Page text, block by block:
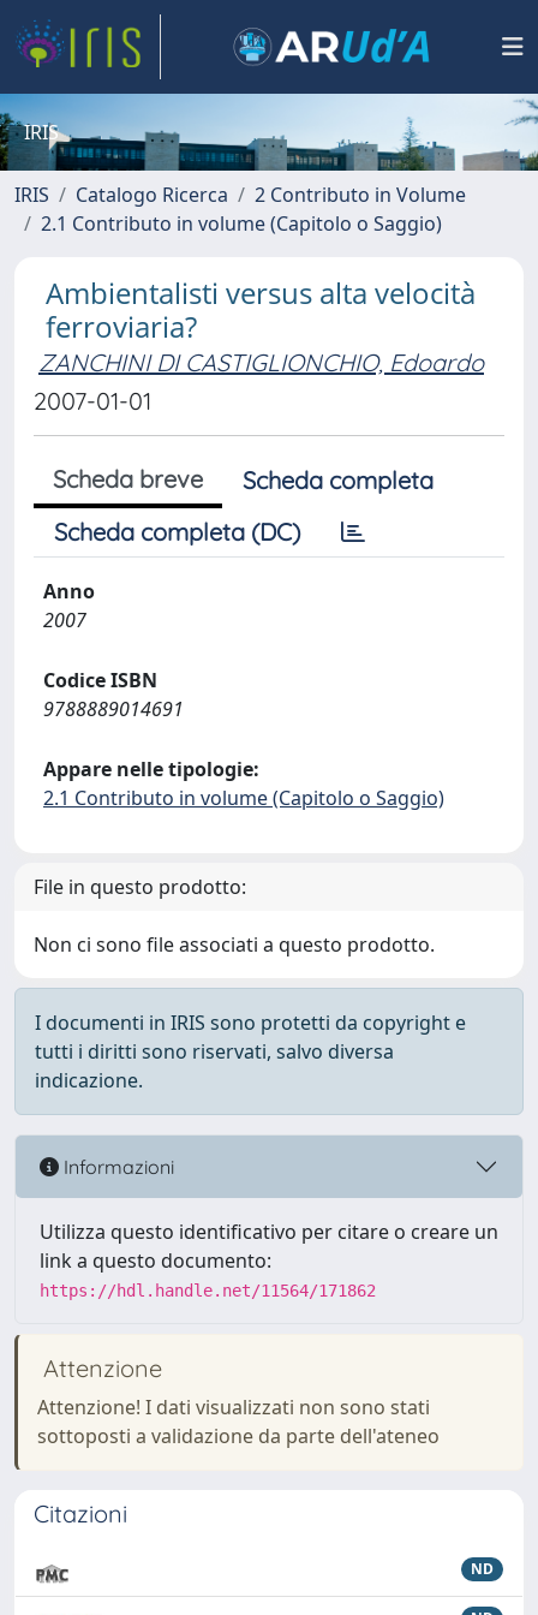
IRIS
IRIS Catalogo Ricerca
2 Contributo in Volume
2.1 Contributo in volume (Capitolo o Saggio)
Ambientalisti versus alta velocità
ferroviaria?
ZANCHINI DI CASTIGLIONCHIO, Edoardo
2007-01-01
Scheda breve
Scheda completa
Scheda completa (DC)
Anno
2007
Codice ISBN
9788889014691
Appare nelle tipologie:
2.1 Contributo in volume (Capitolo o Saggio)
File in questo prodotto:
Non ci sono file associati a questo prodotto.
I documenti in IRIS sono protetti da copyright e
tutti i diritti sono riservati, salvo diversa
indicazione.
Informazioni
Utilizza questo identificativo per citare o creare un
link a questo documento:
https://hdl.handle.net/11564/171862
Attenzione
Attenzione! I dati visualizzati non sono stati
sottoposti a validazione da parte dell'ateneo
Citazioni
ND